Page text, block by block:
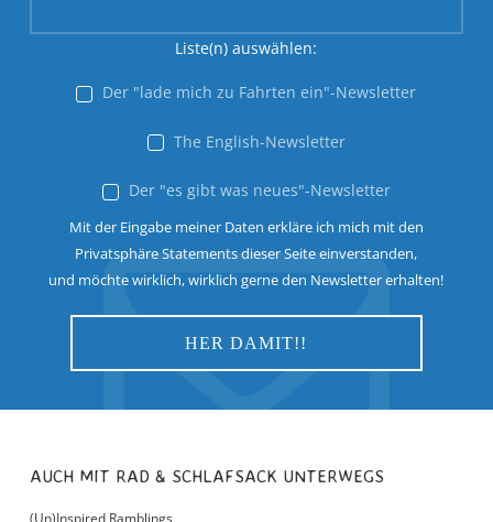
Liste(n) auswählen:
Der "lade mich zu Fahrten ein"-Newsletter
The English-Newsletter
Der "es gibt was neues"-Newsletter
Mit der Eingabe meiner Daten erkläre ich mich mit den
Privatsphäre Statements dieser Seite einverstanden,
und möchte wirklich, wirklich gerne den Newsletter erhalten!
AUCH MIT RAD & SCHLAFSACK UNTERWEGS